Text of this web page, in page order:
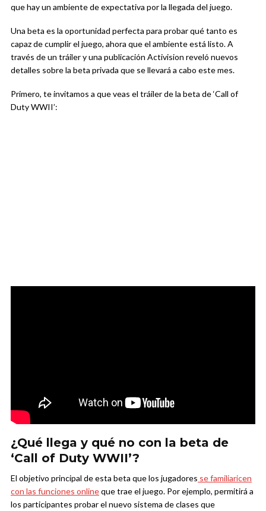
que hay un ambiente de expectativa por la llegada del juego.
Una beta es la oportunidad perfecta para probar qué tanto es
capaz de cumplir el juego, ahora que el ambiente está listo. A
través de un tráiler y una publicación Activision reveló nuevos
detalles sobre la beta privada que se llevará a cabo este mes.
Primero, te invitamos a que veas el tráiler de la beta de ‘Call of
Duty WWII’:
¿Qué llega y qué no con la beta de
‘Call of Duty WWII’?
El objetivo principal de esta beta que los jugadores se familiaricen
con las funciones onlineque trae el juego. Por ejemplo, permitirá a
los participantes probar el nuevo sistema de clases que